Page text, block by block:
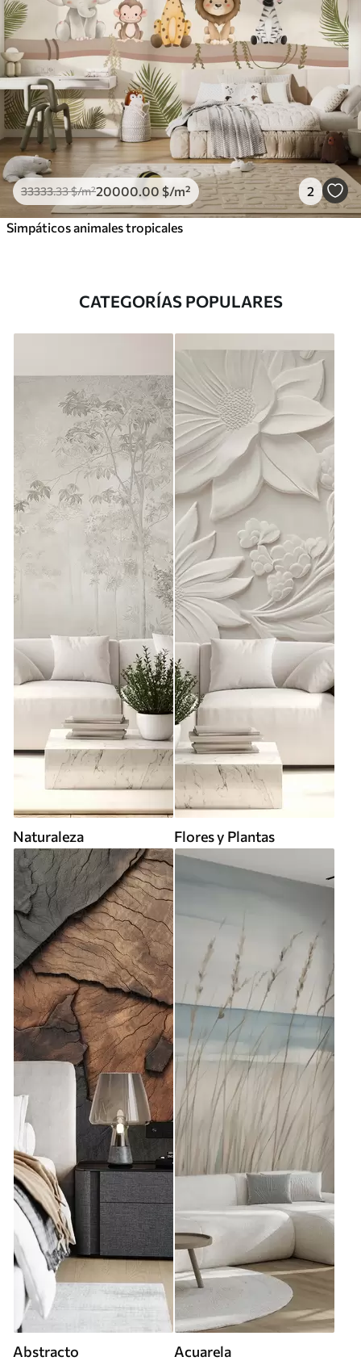
33333.33$/m²20000 .00 $/m² 2
Simpáticos animales tropicales
CATEGORÍAS POPULARES
Naturaleza Flores y Plantas
Abstracto Acuarela